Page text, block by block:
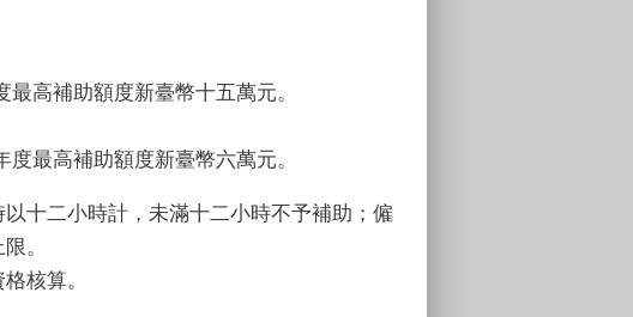
高補助額度新臺幣十五萬元。
最高補助額度新臺幣六萬元。
十二小時計，未滿十二小時不予補助；僱
。
核算。